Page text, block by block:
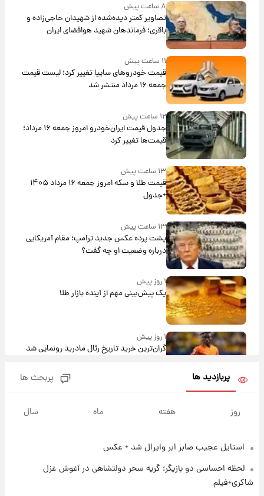
۸ ساعت پیش
تصاویر کمتر دیده‌شده از شهیدان حاجی‌زاده و
باقری؛ فرماندهان شهید هوافضای ایران
۱۱ ساعت پیش
قیمت خودروهای سایپا تغییر کرد؛ لیست قیمت
جمعه ۱۶ مرداد منتشر شد
۱۲ ساعت پیش
جدول قیمت ایران‌خودرو امروز جمعه ۱۶ مرداد؛
قیمت‌ها تغییر کرد
۱۳ ساعت پیش
قیمت طلا و سکه امروز جمعه ۱۶ مرداد ۱۴۰۵
+جدول
۱۳ ساعت پیش
پشت پرده عکس جدید ترامپ؛ مقام آمریکایی
درباره وضعیت او چه گفت؟
۱ روز پیش
یک پیش‌بینی مهم از آینده بازار طلا
۱ روز پیش
گران‌ترین خرید تاریخ رئال مادرید رونمایی شد
روزها پربارش‌تر خواهند بود؟
۱ روز پیش
شد؛ تیکدری، محبی و سرگیف با اعداد ویژه
پربازدید ها پربحث ها
روز هفته ماه سال
استایل عجیب صابر ابر وایرال شد + عکس
لحظه احساسی دو بازیگر؛ گریه سحر دولتشاهی در آغوش غزل
شاکری+فیلم